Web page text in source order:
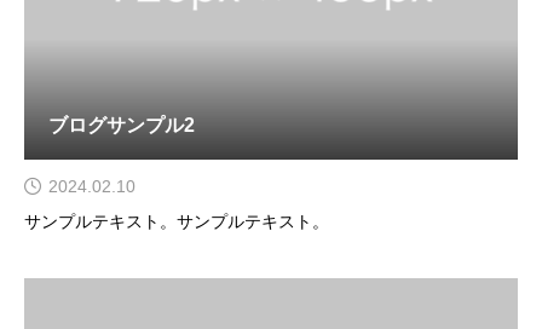
ブログサンプル2
2024.02.10
サンプルテキスト。サンプルテキスト。